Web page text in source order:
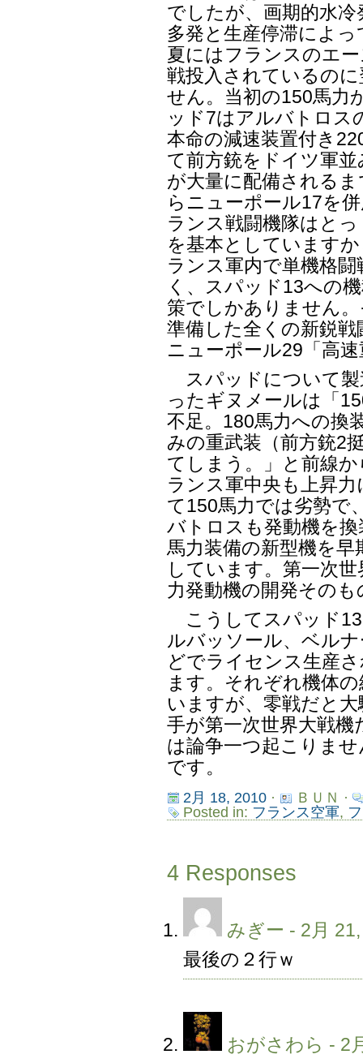
でしたが、画期的水
多発と生産停滞によ
夏にはフランスのエ
戦投入されているの
せん。当初の150馬力
ッド7はアルバトロス
本命の減速装置付き
て前方銃をドイツ軍
が大量に配備される
らニューポール17を
ランス戦闘機隊はと
を基本としています
ランス軍内で単機格
く、スパッド13への
策でしかありません
準備した全くの新鋭
ニューポール29「高
スパッドについて製
ったギヌメールは「
不足。180馬力への換
みの重武装（前方銃2
てしまう。」と前線
ランス軍中央も上昇
て150馬力では劣勢で
バトロスも発動機を
馬力装備の新型機を
しています。第一次
力発動機の開発そのも
こうしてスパッド
ルバッソール、ベル
どでライセンス生産
ます。それぞれ機体
いますが、零戦だと
手が第一次世界大戦
は論争一つ起こりま
です。
2月 18, 2010·
ＢＵＮ ·
Posted in: フランス空軍,
4 Responses
みぎー - 2月
最後の２行ｗ
おがさわら - 2